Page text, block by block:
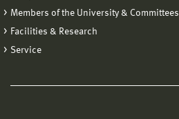
Members of the University & Committees
Facilities & Research
Service